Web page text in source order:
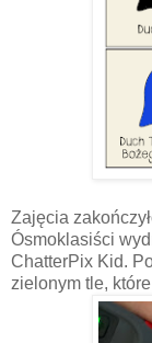
Zajęcia
Ósmoklasiści
ChatterPix Kid.
zielonym tle,